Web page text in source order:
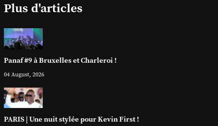
Plus d'articles
Panaf #9 à Bruxelles et Charleroi !
04 August, 2026
PARIS | Une nuit stylée pour Kevin First !